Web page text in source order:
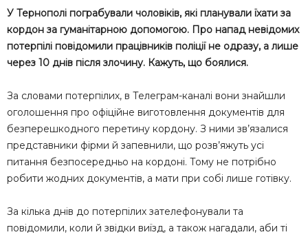
У Тернополі пограбували чоловіків, які планували їхати за
кордон за гуманітарною допомогою. Про напад невідомих
потерпілі повідомили працівників поліції не одразу, а лише
через 10 днів після злочину. Кажуть, що боялися.
За словами потерпілих, в Телеграм-каналі вони знайшли
оголошення про офіційне виготовлення документів для
безперешкодного перетину кордону. З ними зв’язалися
представники фірми й запевнили, що розв’яжуть усі
питання безпосередньо на кордоні. Тому не потрібно
робити жодних документів, а мати при собі лише готівку.
За кілька днів до потерпілих зателефонували та
повідомили, коли й звідки виїзд, а також нагадали, аби ті